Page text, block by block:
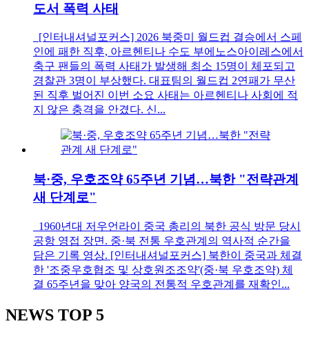
도서 폭력 사태
[인터내셔널포커스] 2026 북중미 월드컵 결승에서 스페
인에 패한 직후, 아르헨티나 수도 부에노스아이레스에서
축구 팬들의 폭력 사태가 발생해 최소 15명이 체포되고
경찰관 3명이 부상했다. 대표팀의 월드컵 2연패가 무산
된 직후 벌어진 이번 소요 사태는 아르헨티나 사회에 적
지 않은 충격을 안겼다. 신...
북·중, 우호조약 65주년 기념…북한 "전략관계
새 단계로"
1960년대 저우언라이 중국 총리의 북한 공식 방문 당시
공항 영접 장면. 중·북 전통 우호관계의 역사적 순간을
담은 기록 영상. [인터내셔널포커스] 북한이 중국과 체결
한 '조중우호협조 및 상호원조조약'(중·북 우호조약) 체
결 65주년을 맞아 양국의 전통적 우호관계를 재확인...
NEWS TOP 5